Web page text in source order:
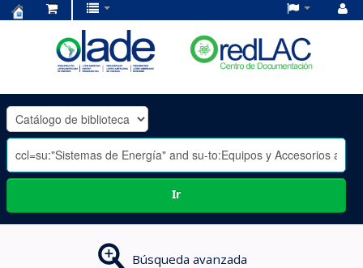
OLADE
-
Ir
Búsqueda avanzada